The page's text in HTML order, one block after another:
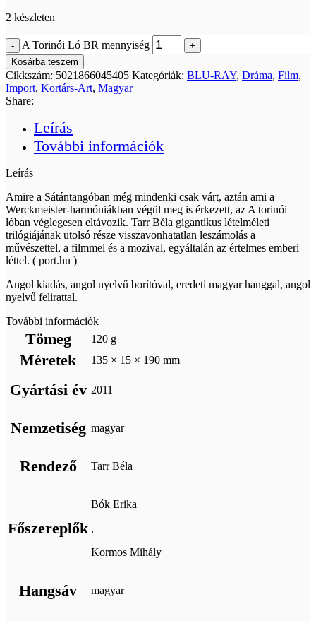
2 készleten
A Torinói Ló BR mennyiség
Kosárba teszem
Cikkszám: 5021866045405 Kategóriák: BLU-RAY, Dráma, Film,
Import, Kortárs-Art, Magyar
Share:
Leírás
További információk
Leírás
Amire a Sátántangóban még mindenki csak várt, aztán ami a
Werckmeister-harmóniákban végül meg is érkezett, az A torinói
lóban véglegesen eltávozik. Tarr Béla gigantikus lételméleti
trilógiájának utolsó része visszavonhatatlan leszámolás a
művészettel, a filmmel és a mozival, egyáltalán az értelmes emberi
léttel. ( port.hu )
Angol kiadás, angol nyelvű borítóval, eredeti magyar hanggal, angol
nyelvű felirattal.
További információk
Tömeg 120 g
Méretek 135 × 15 × 190 mm
Gyártási év 2011
Nemzetiség magyar
Rendező Tarr Béla
Főszereplők
Bók Erika
,
Kormos Mihály
Hangsáv magyar